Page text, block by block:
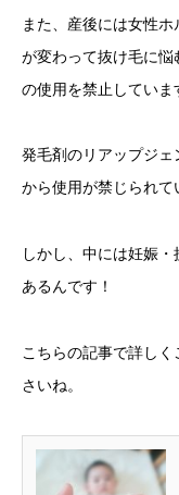
また、産後には女性
が変わって抜け毛に
の使用を禁止していま
発毛剤のリアップジェ
から使用が禁じられて
しかし、中には妊娠
あるんです！
こちらの記事で詳し
さいね。